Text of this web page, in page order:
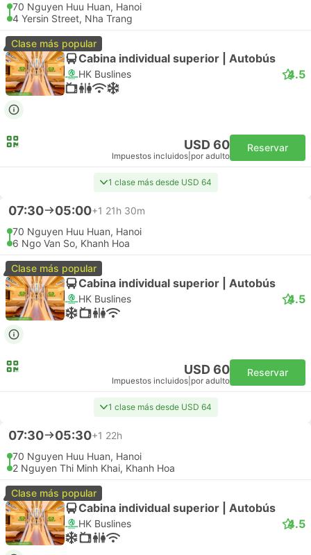
70 Nguyen Huu Huan, Hanoi
4 Yersin Street, Nha Trang
Clase más popular
Cabina individual superior | Autobús
HK Buslines 4.5
USD 60
Impuestos incluidos por adulto
Reservar
1 clase más desde USD 64
07:30 05:00+1 21h 30m
70 Nguyen Huu Huan, Hanoi
6 Ngo Van So, Khanh Hoa
Clase más popular
Cabina individual superior | Autobús
HK Buslines 4.5
USD 60
Impuestos incluidos por adulto
Reservar
1 clase más desde USD 64
07:30 05:30+1 22h
70 Nguyen Huu Huan, Hanoi
2 Nguyen Thi Minh Khai, Khanh Hoa
Clase más popular
Cabina individual superior | Autobús
HK Buslines 4.5